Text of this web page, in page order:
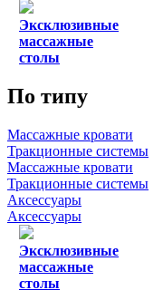
Эксклюзивные
массажные
столы
По типу
Массажные кровати
Тракционные системы
Массажные кровати
Тракционные системы
Аксессуары
Аксессуары
Эксклюзивные
массажные
столы